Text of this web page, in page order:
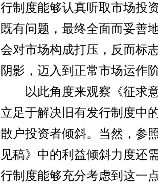
行制度能够认真听取市场投
既有问题，最终全面而妥善
会对市场构成打压，反而标
阴影，迈入到正常市场运作
以此角度来观察《征求意
立足于解决旧有发行制度中
散户投资者倾斜。当然，参
见稿》中的利益倾斜力度还
行制度能够充分考虑到这一